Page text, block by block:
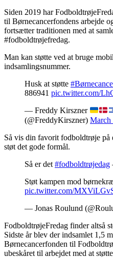
Siden 2019 har
til Børnecancerfondens arbejde
fortsætter traditionen med at
#fodboldtrøjefredag.
Man kan støtte ved at bruge
indsamlingsnummer.
Husk at støtte
886941 pic.twitter.com/
— Freddy Kirszner
(@FreddyKirszner) March
Så vis din favorit fodboldtrøje på
støt det gode formål.
Så er det #fodboldtrøjedag
Støt kampen mod
pic.twitter.com/
— Jonas Roulund
FodboldtrøjeFredag finder altså
Sidste år blev der indsamlet 1,5
Børnecancerfonden til
ubeskåret til arbejdet med at